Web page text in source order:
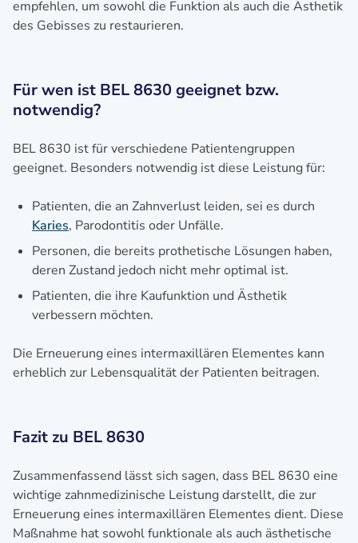
empfehlen, um sowohl die Funktion als auch die Ästhetik
des Gebisses zu restaurieren.
Für wen ist BEL 8630 geeignet bzw.
notwendig?
BEL 8630 ist für verschiedene Patientengruppen
geeignet. Besonders notwendig ist diese Leistung für:
Patienten, die an Zahnverlust leiden, sei es durch
Karies, Parodontitis oder Unfälle.
Personen, die bereits prothetische Lösungen haben,
deren Zustand jedoch nicht mehr optimal ist.
Patienten, die ihre Kaufunktion und Ästhetik
verbessern möchten.
Die Erneuerung eines intermaxillären Elementes kann
erheblich zur Lebensqualität der Patienten beitragen.
Fazit zu BEL 8630
Zusammenfassend lässt sich sagen, dass BEL 8630 eine
wichtige zahnmedizinische Leistung darstellt, die zur
Erneuerung eines intermaxillären Elementes dient. Diese
Maßnahme hat sowohl funktionale als auch ästhetische